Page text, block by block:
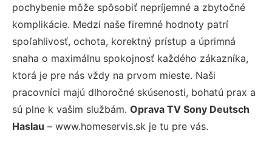
pochybenie môže spôsobiť nepríjemné a zbytočné
komplikácie. Medzi naše firemné hodnoty patrí
spoľahlivosť, ochota, korektný prístup a úprimná
snaha o maximálnu spokojnosť každého zákazníka,
ktorá je pre nás vždy na prvom mieste. Naši
pracovníci majú dlhoročné skúsenosti, bohatú prax a
sú plne k vašim službám. Oprava TV Sony Deutsch
Haslau – www.homeservis.sk je tu pre vás.